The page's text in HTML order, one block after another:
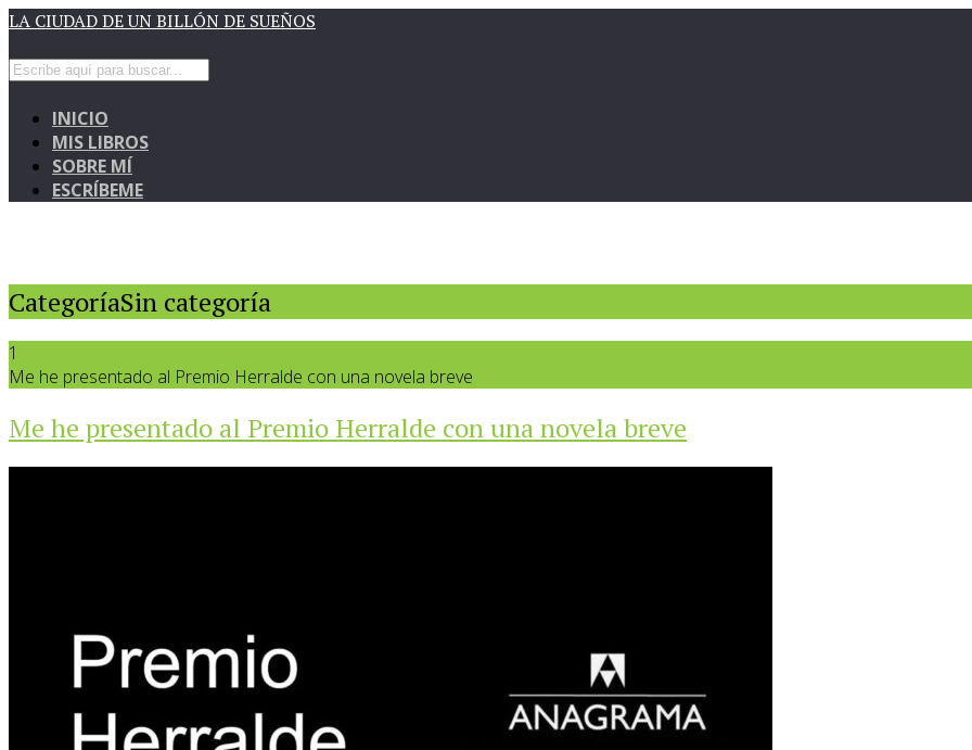
LA CIUDAD DE UN BILLÓN DE SUEÑOS
INICIO
MIS LIBROS
SOBRE MÍ
ESCRÍBEME
CategoríaSin categoría
1
Me he presentado al Premio Herralde con una novela breve
Me he presentado al Premio Herralde con una novela breve